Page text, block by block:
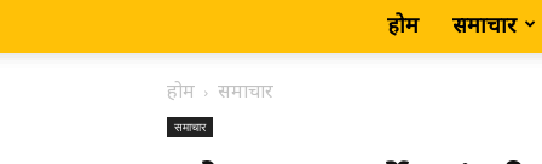
होम समाचार
होम समाचार
समाचार